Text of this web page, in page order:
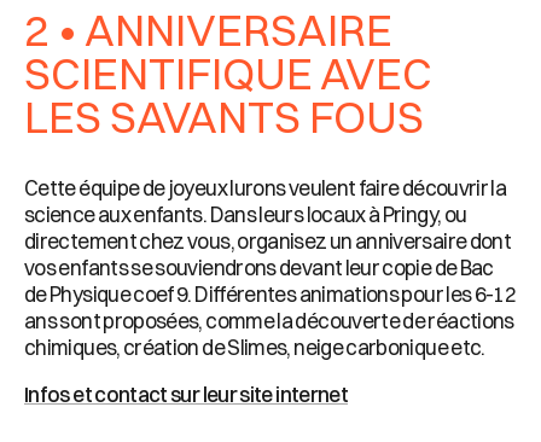
2 • ANNIVERSAIRE
SCIENTIFIQUE AVEC
LES SAVANTS FOUS
Cette équipe de joyeux lurons veulent faire découvrir la
science aux enfants. Dans leurs locaux à Pringy, ou
directement chez vous, organisez un anniversaire dont
vos enfants se souviendrons devant leur copie de Bac
de Physique coef 9. Différentes animations pour les 6-12
ans sont proposées, comme la découverte de réactions
chimiques, création de Slimes, neige carbonique etc.
Infos et contact sur leur site internet